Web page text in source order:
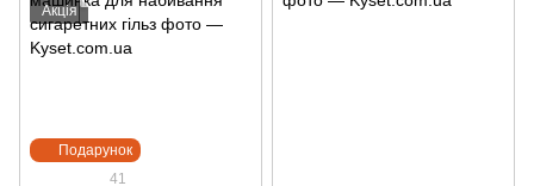
Подарунок
Акція
41